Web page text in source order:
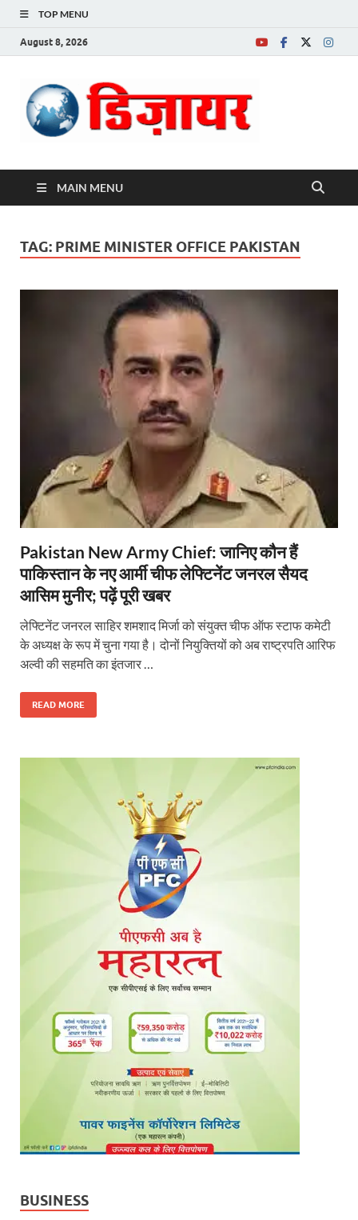
TOP MENU
August 8, 2026
MAIN MENU
TAG: PRIME MINISTER OFFICE PAKISTAN
Pakistan New Army Chief: जानिए कौन हैं
पाकिस्तान के नए आर्मी चीफ लेफ्टिनेंट जनरल सैयद
आसिम मुनीर; पढ़ें पूरी खबर
लेफ्टिनेंट जनरल साहिर शमशाद मिर्जा को संयुक्त चीफ ऑफ स्टाफ कमेटी
के अध्यक्ष के रूप में चुना गया है। दोनों नियुक्तियों को अब राष्ट्रपति आरिफ
अल्वी की सहमति का इंतजार …
READ MORE
BUSINESS